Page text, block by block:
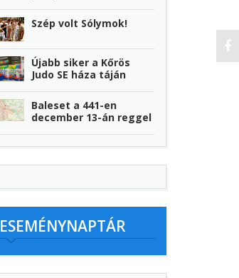
Szép volt Sólymok!
Újabb siker a Kőrös
Judo SE háza táján
Baleset a 441-en
december 13-án reggel
ESEMÉNYNAPTÁR